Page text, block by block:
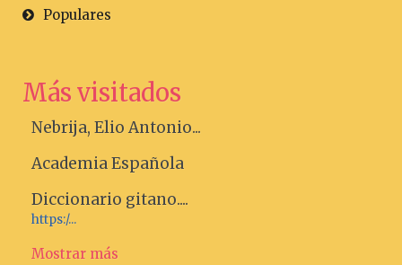
Populares
Más visitados
Nebrija, Elio Antonio...
Academia Española
Diccionario gitano....
https:/...
Mostrar más